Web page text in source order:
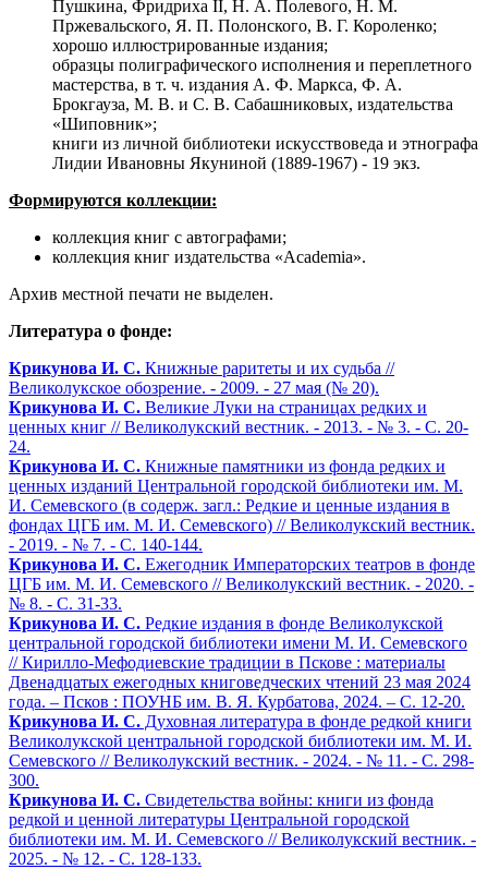
Пушкина, Фридриха II, Н. А. Полевого, Н. М.
Пржевальского, Я. П. Полонского, В. Г. Короленко;
хорошо иллюстрированные издания;
образцы полиграфического исполнения и переплетного
мастерства, в т. ч. издания А. Ф. Маркса, Ф. А.
Брокгауза, М. В. и С. В. Сабашниковых, издательства
«Шиповник»;
книги из личной библиотеки искусствоведа и этнографа
Лидии Ивановны Якуниной (1889-1967) - 19 экз.
Формируются коллекции:
коллекция книг с автографами;
коллекция книг издательства «Academia».
Архив местной печати не выделен.
Литература о фонде:
Крикунова И. С. Книжные раритеты и их судьба //
Великолукское обозрение. - 2009. - 27 мая (№ 20).
Крикунова И. С. Великие Луки на страницах редких и
ценных книг // Великолукский вестник. - 2013. - № 3. - С. 20-
24.
Крикунова И. С. Книжные памятники из фонда редких и
ценных изданий Центральной городской библиотеки им. М.
И. Семевского (в содерж. загл.: Редкие и ценные издания в
фондах ЦГБ им. М. И. Семевского) // Великолукский вестник.
- 2019. - № 7. - С. 140-144.
Крикунова И. С. Ежегодник Императорских театров в фонде
ЦГБ им. М. И. Семевского // Великолукский вестник. - 2020. -
№ 8. - С. 31-33.
Крикунова И. С. Редкие издания в фонде Великолукской
центральной городской библиотеки имени М. И. Семевского
// Кирилло-Мефодиевские традиции в Пскове : материалы
Двенадцатых ежегодных книговедческих чтений 23 мая 2024
года. – Псков : ПОУНБ им. В. Я. Курбатова, 2024. – С. 12-20.
Крикунова И. С. Духовная литература в фонде редкой книги
Великолукской центральной городской библиотеки им. М. И.
Семевского // Великолукский вестник. - 2024. - № 11. - С. 298-
300.
Крикунова И. С. Свидетельства войны: книги из фонда
редкой и ценной литературы Центральной городской
библиотеки им. М. И. Семевского // Великолукский вестник. -
2025. - № 12. - С. 128-133.